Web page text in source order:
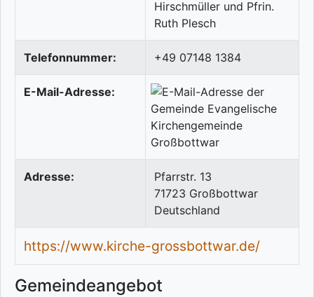
Hirschmüller und Pfrin.
Ruth Plesch
Telefonnummer: +49 07148 1384
E-Mail-Adresse:
Adresse:
Pfarrstr. 13
71723 Großbottwar
Deutschland
https://www.kirche-grossbottwar.de/
Gemeindeangebot